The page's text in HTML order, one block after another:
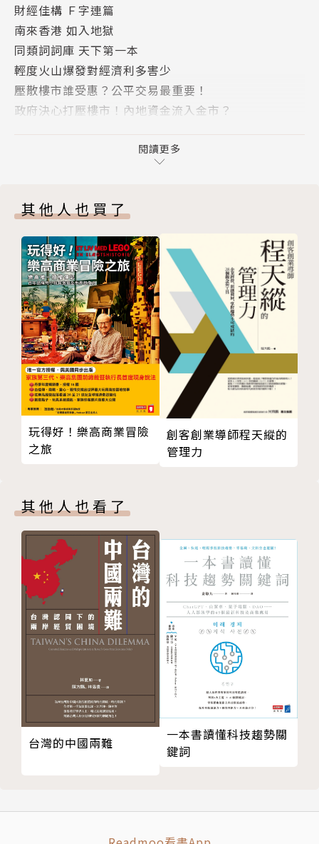
財經佳構 Ｆ字連篇
南來香港 如入地獄
同類詞詞庫 天下第一本
輕度火山爆發對經濟利多害少
壓散樓市誰受惠？公平交易最重要！
政府決心打壓樓市！內地資金流入金市？
端正產生辦法 莫捨正路弗由
從希臘財政危機談民主政治的缺失
歐羅易進難退 英鎊並無問題
新丁無薪勞資受惠 政府干預各有所失
印鈔不能根治困難 傳媒無法左右選情
由奢入儉和諧難保 調控數字北京優為
香港寫作界屬「堅尼系數」偏高社群？
和諧勝利造作 人事舊話今聞
倒行逆施 vs 原地踏步
經紀發財客戶輸錢 歐羅大貶中國頭痛
無計可施無藥可用 西方經濟愈來愈亂
自由風吹 主政風變
北韓──一窮二白的愚人國
附錄：「天安艦」疑團重重【馬挺】
中情局干預內政 美政經利益雙收
經濟學家當偵探 統計數字見真相
特區政府揚長棄短 專管經濟勿搞政治
南非足球黑人專利 金磚三國辦「世界盃」
人口財富經驗 一流球隊要素
附錄：數千億外圍掀假波疑雲【紀曉風】
「長期」便在眼前 美債不宜久持
黑子效應氣溫降 五穀歉收價看升
建制內外爭民主 共看團圓與分裂
附錄一：梁愛詩功勞最大民主黨方案打開功能組別缺口
【李鵬飛】
附錄二：民主黨公開密談內容強調判斷正確【何俊仁】
附錄三：梁愛詩的角色
好書！──《繼承與叛逆──現代科學為何出現在西
閱讀更多
其他人也買了
玩得好！樂高商業冒險
之旅
創客創業導師程天縱的
管理力
其他人也看了
台灣的中國兩難
一本書讀懂科技趨勢關
鍵詞